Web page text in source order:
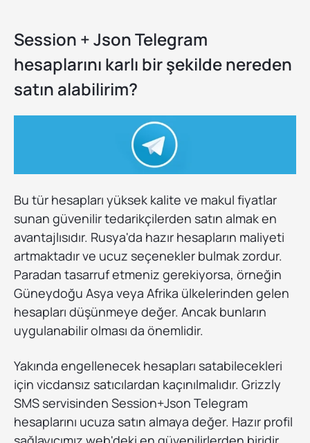
Session + Json Telegram
hesaplarını karlı bir şekilde nereden
satın alabilirim?
Bu tür hesapları yüksek kalite ve makul fiyatlar
sunan güvenilir tedarikçilerden satın almak en
avantajlısıdır. Rusya'da hazır hesapların maliyeti
artmaktadır ve ucuz seçenekler bulmak zordur.
Paradan tasarruf etmeniz gerekiyorsa, örneğin
Güneydoğu Asya veya Afrika ülkelerinden gelen
hesapları düşünmeye değer. Ancak bunların
uygulanabilir olması da önemlidir.
Yakında engellenecek hesapları satabilecekleri
için vicdansız satıcılardan kaçınılmalıdır. Grizzly
SMS servisinden Session+Json Telegram
hesaplarını ucuza satın almaya değer. Hazır profil